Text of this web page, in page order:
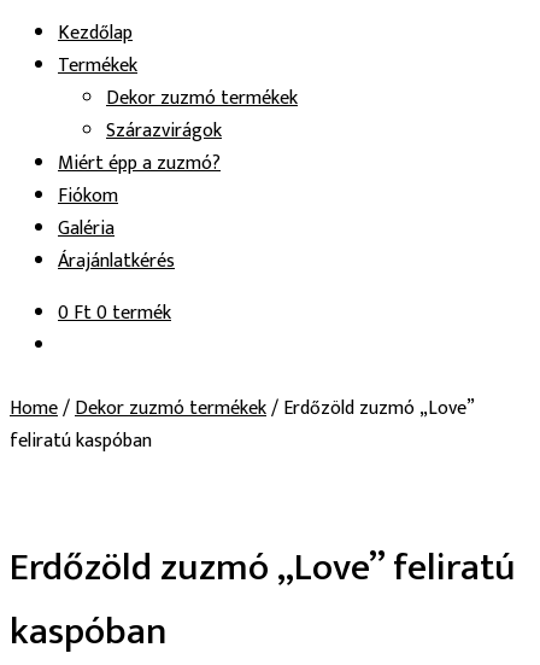
Kezdőlap
Termékek
Dekor zuzmó termékek
Szárazvirágok
Miért épp a zuzmó?
Fiókom
Galéria
Árajánlatkérés
0Ft0 termék
Home/Dekor zuzmó termékek/Erdőzöld zuzmó „Love”
feliratú kaspóban
Erdőzöld zuzmó „Love” feliratú
kaspóban